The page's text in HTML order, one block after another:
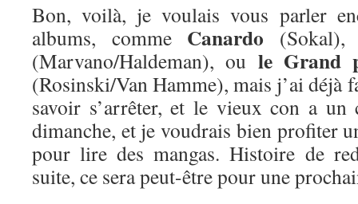
Bon, voilà, je voulais vous parler
albums, comme Canardo
(Marvano/Haldeman), ou le Grand
(Rosinski/Van Hamme), mais j’ai déjà
savoir s’arrêter, et le vieux con a un
dimanche, et je voudrais bien profiter
pour lire des mangas. Histoire de
suite, ce sera peut-être pour une